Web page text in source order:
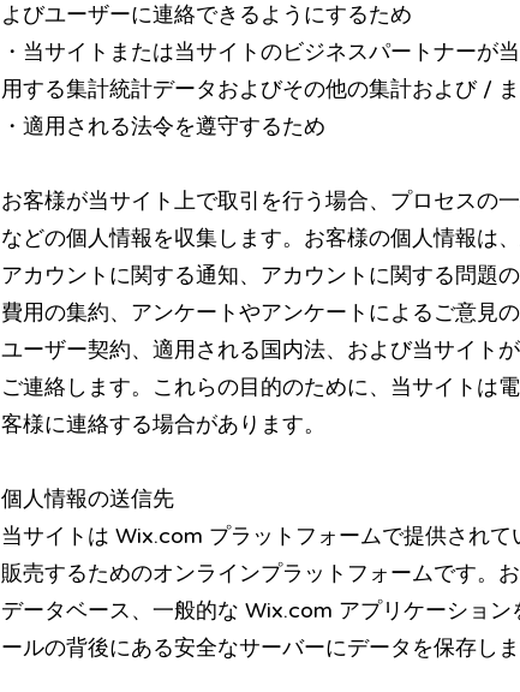
よびユーザーに連絡できるようにするため
・当サイトまたは当サイトのビジネスパートナーが
用する集計統計データおよびその他の集計および /
・適用される法令を遵守するため
お客様が当サイト上で取引を行う場合、プロセスの
などの個人情報を収集します。お客様の個人情報は
アカウントに関する通知、アカウントに関する問題
費用の集約、アンケートやアンケートによるご意見
ユーザー契約、適用される国内法、および当サイト
ご連絡します。これらの目的のために、当サイトは
客様に連絡する場合があります。
個人情報の送信先
当サイトは Wix.com プラットフォームで提供され
販売するためのオンラインプラットフォームです。
データベース、一般的な Wix.com アプリケーショ
ールの背後にある安全なサーバーにデータを保存しま